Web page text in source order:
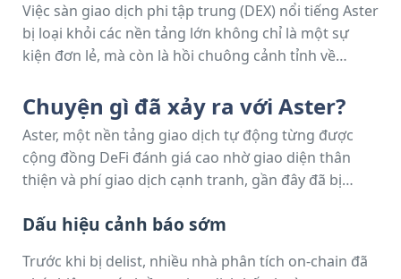
Việc sàn giao dịch phi tập trung (DEX) nổi tiếng Aster
bị loại khỏi các nền tảng lớn không chỉ là một sự
kiện đơn lẻ, mà còn là hồi chuông cảnh tỉnh về
hệ sinh thái tài chính phi tập trung (DeFi). Dù DeFi
từng được kỳ vọng sẽ mang lại minh bạch và công
bằng, những vụ việc như Aster cho thấy rủi ro về
tính toàn vẹn và quản trị vẫn đang âm ỉ.
Chuyện gì đã xảy ra với Aster?
Aster, một nền tảng giao dịch tự động từng được
cộng đồng DeFi đánh giá cao nhờ giao diện thân
thiện và phí giao dịch cạnh tranh, gần đây đã bị
CoinMarketCap gỡ bỏ. Nguyên nhân chính là
thao túng khối lượng giao dịch.
Dấu hiệu cảnh báo sớm
Trước khi bị delist, nhiều nhà phân tích on-chain đã